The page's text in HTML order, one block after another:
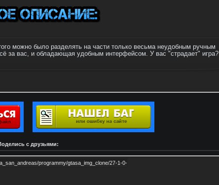
можно было разделять на части только весьма неудобным ручным
за вас, и обладающая удобным интерфейсом. У вас "страдает" игра?
с друзьями: